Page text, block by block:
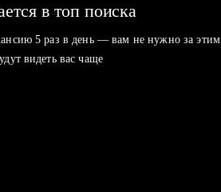
в топ поиска
5 раз в день — вам не нужно за этим
видеть вас чаще